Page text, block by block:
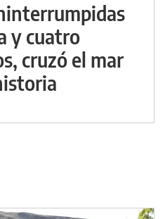
y cuatro
cruzó el mar